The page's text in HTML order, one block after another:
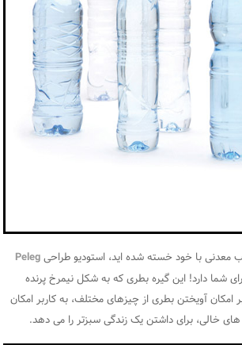
معدنی با خود خسته شده اید، استودیو طراحیPeleg
شما دارد! این گیره بطری که به شکل نیمرخ پرنده
آویختن بطری از چیزهای مختلف، به کاربر امکان
خالی، برای داشتن یک زندگی سبزتر را می دهد.